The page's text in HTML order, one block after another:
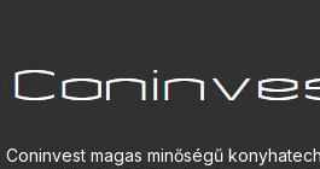
Coninvest magas minőségű